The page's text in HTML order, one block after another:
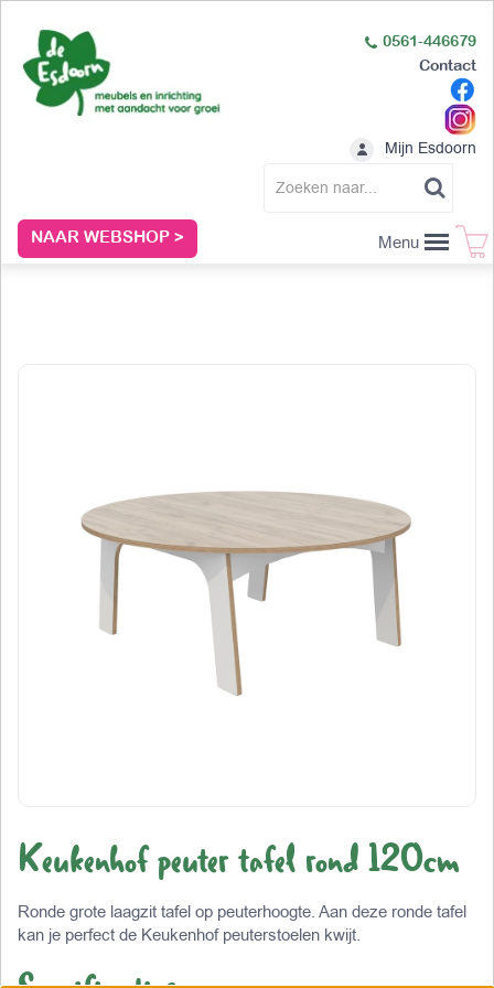
NAAR WEBSHOP >
0561-446679
Contact
Mijn Esdoorn
Menu
Keukenhof peuter tafel rond 120cm
Ronde grote laagzit tafel op peuterhoogte. Aan deze ronde tafel
kan je perfect de Keukenhof peuterstoelen kwijt.